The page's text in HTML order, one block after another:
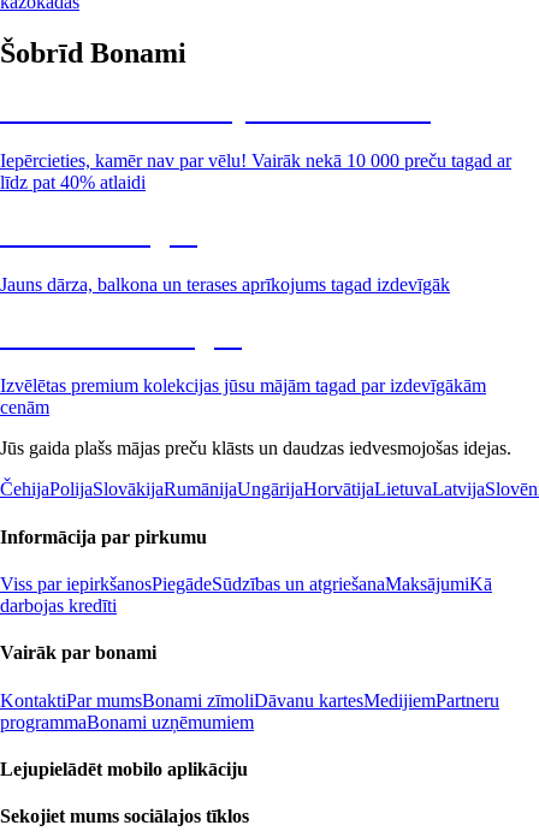
Šobrīd Bonami
Iepērcieties, kamēr nav par vēlu! Vairāk nekā 10 000 preču tagad ar
līdz pat 40% atlaidi
Jauns dārza, balkona un terases aprīkojums tagad izdevīgāk
Izvēlētas premium kolekcijas jūsu mājām tagad par izdevīgākām
cenām
Jūs gaida plašs mājas preču klāsts un daudzas iedvesmojošas idejas.
ČehijaPolijaSlovākijaRumānijaUngārijaHorvātijaLietuvaLatvija
Informācija par pirkumu
Viss par iepirkšanosPiegādeSūdzības un atgriešanaMaksājumiKā
darbojas kredīti
Vairāk par bonami
KontaktiPar mumsBonami zīmoliDāvanu kartesMedijiemPartneru
programmaBonami uzņēmumiem
Lejupielādēt mobilo aplikāciju
Sekojiet mums sociālajos tīklos